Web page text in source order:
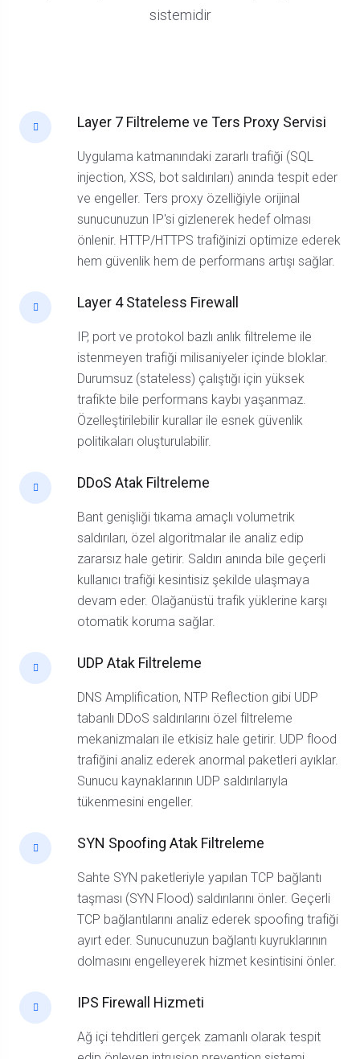
sistemidir
Layer 7 Filtreleme ve Ters Proxy Servisi
Uygulama katmanındaki zararlı trafiği (SQL
injection, XSS, bot saldırıları) anında tespit eder
ve engeller. Ters proxy özelliğiyle orijinal
sunucunuzun IP'si gizlenerek hedef olması
önlenir. HTTP/HTTPS trafiğinizi optimize ederek
hem güvenlik hem de performans artışı sağlar.
Layer 4 Stateless Firewall
IP, port ve protokol bazlı anlık filtreleme ile
istenmeyen trafiği milisaniyeler içinde bloklar.
Durumsuz (stateless) çalıştığı için yüksek
trafikte bile performans kaybı yaşanmaz.
Özelleştirilebilir kurallar ile esnek güvenlik
politikaları oluşturulabilir.
DDoS Atak Filtreleme
Bant genişliği tıkama amaçlı volumetrik
saldırıları, özel algoritmalar ile analiz edip
zararsız hale getirir. Saldırı anında bile geçerli
kullanıcı trafiği kesintisiz şekilde ulaşmaya
devam eder. Olağanüstü trafik yüklerine karşı
otomatik koruma sağlar.
UDP Atak Filtreleme
DNS Amplification, NTP Reflection gibi UDP
tabanlı DDoS saldırılarını özel filtreleme
mekanizmaları ile etkisiz hale getirir. UDP flood
trafiğini analiz ederek anormal paketleri ayıklar.
Sunucu kaynaklarının UDP saldırılarıyla
tükenmesini engeller.
SYN Spoofing Atak Filtreleme
Sahte SYN paketleriyle yapılan TCP bağlantı
taşması (SYN Flood) saldırılarını önler. Geçerli
TCP bağlantılarını analiz ederek spoofing trafiği
ayırt eder. Sunucunuzun bağlantı kuyruklarının
dolmasını engelleyerek hizmet kesintisini önler.
IPS Firewall Hizmeti
Ağ içi tehditleri gerçek zamanlı olarak tespit